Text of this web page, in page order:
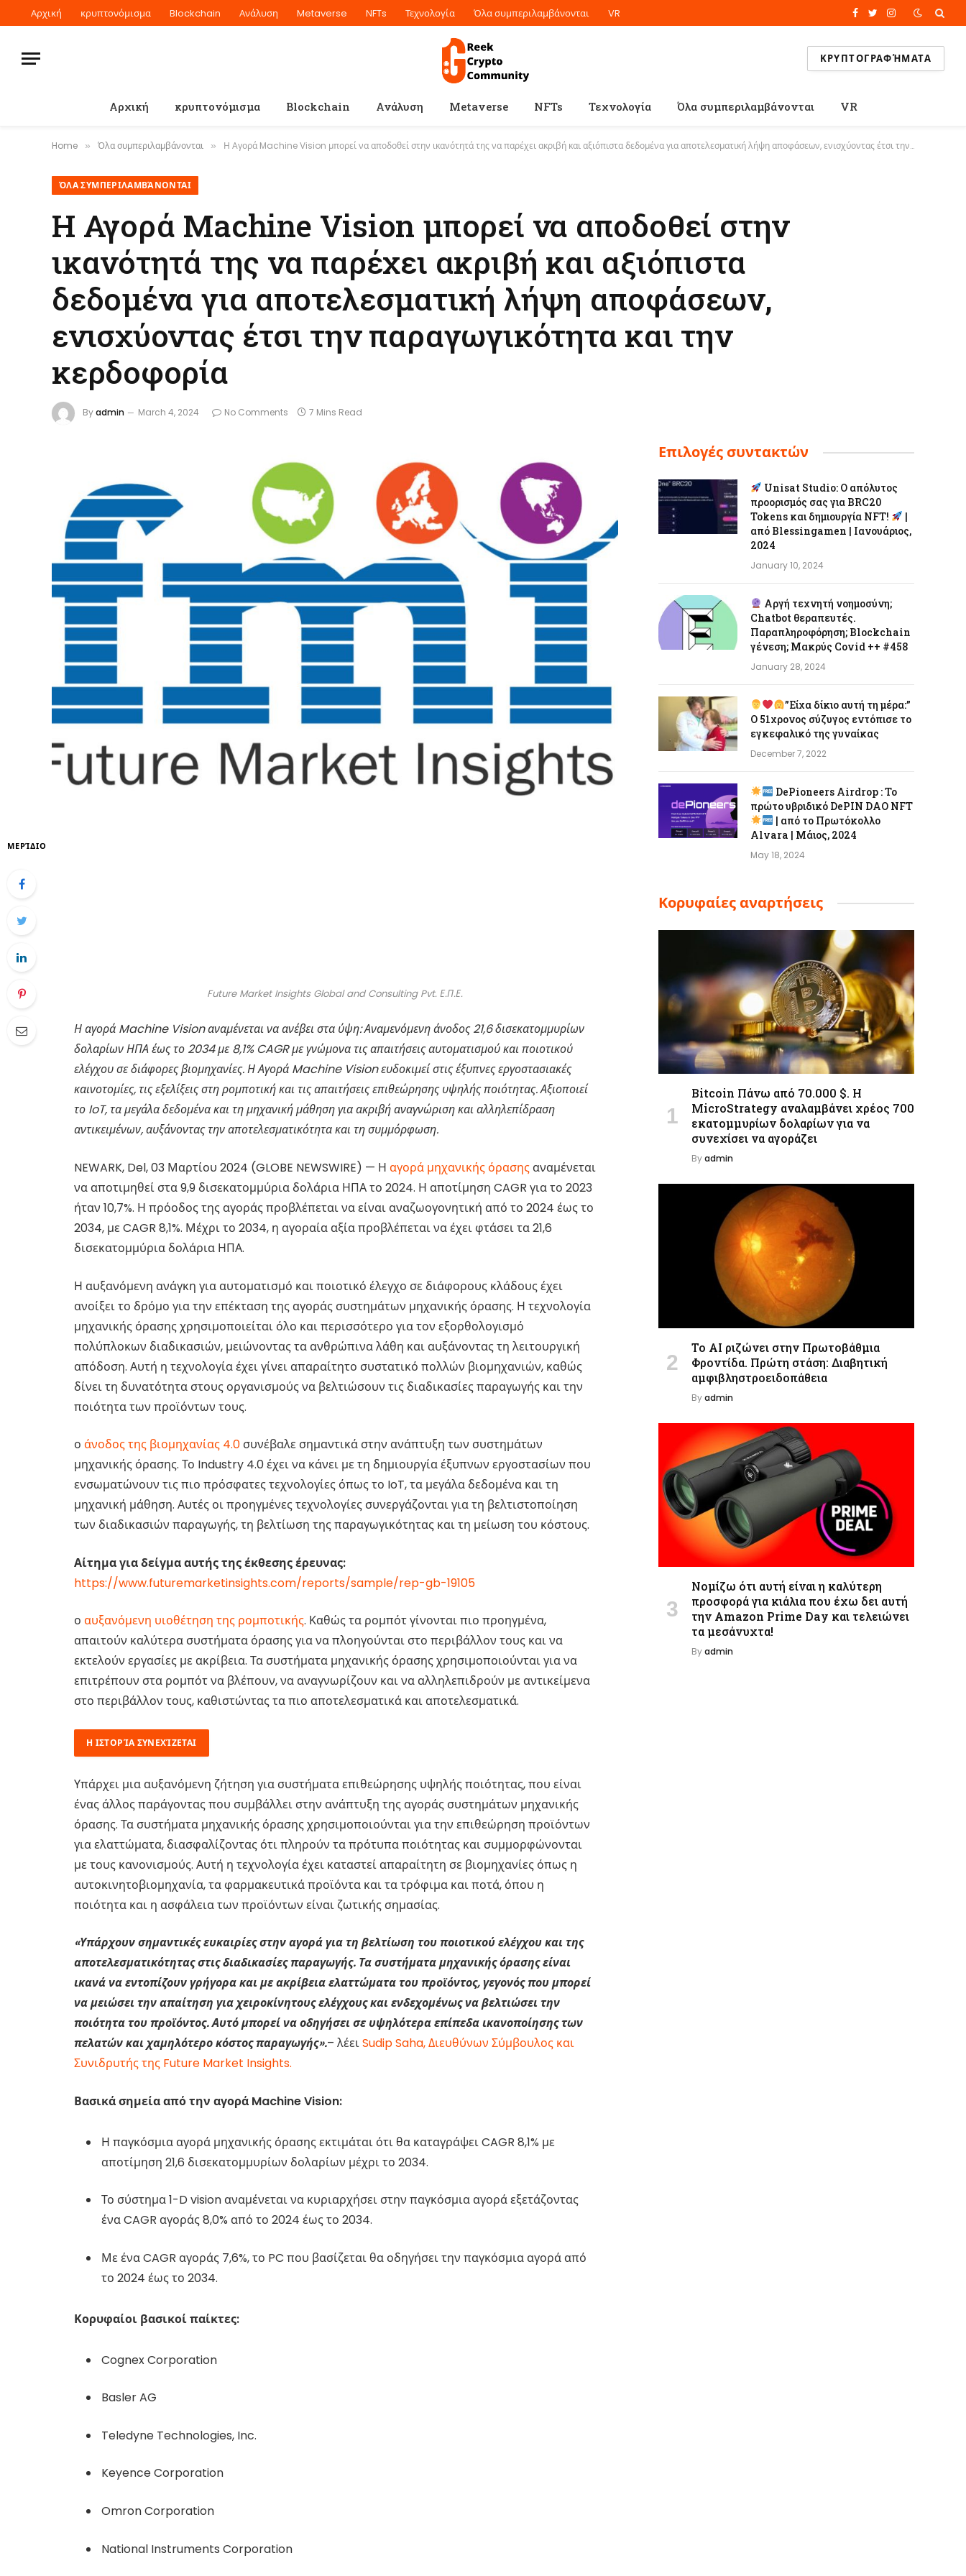
Αρχική κρυπτονόμισμα Blockchain Ανάλυση Metaverse NFTs Τεχνολογία Όλα συμπεριλαμβάνονται VR Facebook
TwitterInstagram
ΚΡΥΠΤΟΓΡΑΦΉΜΑΤΑ
Αρχική κρυπτονόμισμα Blockchain Ανάλυση Metaverse NFTs Τεχνολογία Όλα συμπεριλαμβάνονται VR
Home » Όλα συμπεριλαμβάνονται » Η Αγορά Machine Vision μπορεί να αποδοθεί στην ικανότητά της να παρέχει ακριβή και αξιόπιστα δεδομένα για αποτελεσματική λήψη αποφάσεων, ενισχύοντας έτσι την παραγωγικότητα και την κερδοφορία
ΌΛΑ ΣΥΜΠΕΡΙΛΑΜΒΆΝΟΝΤΑΙ
Η Αγορά Machine Vision μπορεί να αποδοθεί στην
ικανότητά της να παρέχει ακριβή και αξιόπιστα
δεδομένα για αποτελεσματική λήψη αποφάσεων,
ενισχύοντας έτσι την παραγωγικότητα και την
κερδοφορία
Byadmin March 4, 2024 No Comments 7 Mins Read
ΜΕΡΊΔΙΟ
Future Market Insights Global and Consulting Pvt. Ε.Π.Ε.
Η αγορά Machine Vision αναμένεται να ανέβει στα ύψη: Αναμενόμενη άνοδος 21,6 δισεκατομμυρίων
δολαρίων ΗΠΑ έως το 2034 με 8,1% CAGR με γνώμονα τις απαιτήσεις αυτοματισμού και ποιοτικού
ελέγχου σε διάφορες βιομηχανίες. Η Αγορά Machine Vision ευδοκιμεί στις έξυπνες εργοστασιακές
καινοτομίες, τις εξελίξεις στη ρομποτική και τις απαιτήσεις επιθεώρησης υψηλής ποιότητας. Αξιοποιεί
το IoT, τα μεγάλα δεδομένα και τη μηχανική μάθηση για ακριβή αναγνώριση και αλληλεπίδραση
αντικειμένων, αυξάνοντας την αποτελεσματικότητα και τη συμμόρφωση.
NEWARK, Del, 03 Μαρτίου 2024 (GLOBE NEWSWIRE) — Η αγορά μηχανικής όρασης αναμένεται
να αποτιμηθεί στα 9,9 δισεκατομμύρια δολάρια ΗΠΑ το 2024. Η αποτίμηση CAGR για το 2023
ήταν 10,7%. Η πρόοδος της αγοράς προβλέπεται να είναι αναζωογονητική από το 2024 έως το
2034, με CAGR 8,1%. Μέχρι το 2034, η αγοραία αξία προβλέπεται να έχει φτάσει τα 21,6
δισεκατομμύρια δολάρια ΗΠΑ.
Η αυξανόμενη ανάγκη για αυτοματισμό και ποιοτικό έλεγχο σε διάφορους κλάδους έχει
ανοίξει το δρόμο για την επέκταση της αγοράς συστημάτων μηχανικής όρασης. Η τεχνολογία
μηχανικής όρασης χρησιμοποιείται όλο και περισσότερο για τον εξορθολογισμό
πολύπλοκων διαδικασιών, μειώνοντας τα ανθρώπινα λάθη και αυξάνοντας τη λειτουργική
απόδοση. Αυτή η τεχνολογία έχει γίνει απαραίτητο συστατικό πολλών βιομηχανιών, καθώς
δίνει τη δυνατότητα στους οργανισμούς να βελτιώσουν τις διαδικασίες παραγωγής και την
ποιότητα των προϊόντων τους.
ο άνοδος της βιομηχανίας 4.0 συνέβαλε σημαντικά στην ανάπτυξη των συστημάτων
μηχανικής όρασης. Το Industry 4.0 έχει να κάνει με τη δημιουργία έξυπνων εργοστασίων που
ενσωματώνουν τις πιο πρόσφατες τεχνολογίες όπως το IoT, τα μεγάλα δεδομένα και τη
μηχανική μάθηση. Αυτές οι προηγμένες τεχνολογίες συνεργάζονται για τη βελτιστοποίηση
των διαδικασιών παραγωγής, τη βελτίωση της παραγωγικότητας και τη μείωση του κόστους.
Αίτημα για δείγμα αυτής της έκθεσης έρευνας:
https://www.futuremarketinsights.com/reports/sample/rep-gb-19105
ο αυξανόμενη υιοθέτηση της ρομποτικής. Καθώς τα ρομπότ γίνονται πιο προηγμένα,
απαιτούν καλύτερα συστήματα όρασης για να πλοηγούνται στο περιβάλλον τους και να
εκτελούν εργασίες με ακρίβεια. Τα συστήματα μηχανικής όρασης χρησιμοποιούνται για να
επιτρέπουν στα ρομπότ να βλέπουν, να αναγνωρίζουν και να αλληλεπιδρούν με αντικείμενα
στο περιβάλλον τους, καθιστώντας τα πιο αποτελεσματικά και αποτελεσματικά.
Η ΙΣΤΟΡΊΑ ΣΥΝΕΧΊΖΕΤΑΙ
Υπάρχει μια αυξανόμενη ζήτηση για συστήματα επιθεώρησης υψηλής ποιότητας, που είναι
ένας άλλος παράγοντας που συμβάλλει στην ανάπτυξη της αγοράς συστημάτων μηχανικής
όρασης. Τα συστήματα μηχανικής όρασης χρησιμοποιούνται για την επιθεώρηση προϊόντων
για ελαττώματα, διασφαλίζοντας ότι πληρούν τα πρότυπα ποιότητας και συμμορφώνονται
με τους κανονισμούς. Αυτή η τεχνολογία έχει καταστεί απαραίτητη σε βιομηχανίες όπως η
αυτοκινητοβιομηχανία, τα φαρμακευτικά προϊόντα και τα τρόφιμα και ποτά, όπου η
ποιότητα και η ασφάλεια των προϊόντων είναι ζωτικής σημασίας.
«Υπάρχουν σημαντικές ευκαιρίες στην αγορά για τη βελτίωση του ποιοτικού ελέγχου και της
αποτελεσματικότητας στις διαδικασίες παραγωγής. Τα συστήματα μηχανικής όρασης είναι
ικανά να εντοπίζουν γρήγορα και με ακρίβεια ελαττώματα του προϊόντος, γεγονός που μπορεί
να μειώσει την απαίτηση για χειροκίνητους ελέγχους και ενδεχομένως να βελτιώσει την
ποιότητα του προϊόντος. Αυτό μπορεί να οδηγήσει σε υψηλότερα επίπεδα ικανοποίησης των
πελατών και χαμηλότερο κόστος παραγωγής».– λέειSudip Saha, Διευθύνων Σύμβουλος και
Συνιδρυτής της Future Market Insights.
Βασικά σημεία από την αγορά Machine Vision:
Η παγκόσμια αγορά μηχανικής όρασης εκτιμάται ότι θα καταγράψει CAGR 8,1% με
αποτίμηση 21,6 δισεκατομμυρίων δολαρίων μέχρι το 2034.
Το σύστημα 1-D vision αναμένεται να κυριαρχήσει στην παγκόσμια αγορά εξετάζοντας
ένα CAGR αγοράς 8,0% από το 2024 έως το 2034.
Με ένα CAGR αγοράς 7,6%, το PC που βασίζεται θα οδηγήσει την παγκόσμια αγορά από
το 2024 έως το 2034.
Κορυφαίοι βασικοί παίκτες:
Cognex Corporation
Basler AG
Teledyne Technologies, Inc.
Keyence Corporation
Omron Corporation
National Instruments Corporation
Επιλογές συντακτών
Unisat Studio: Ο απόλυτος
προορισμός σας για BRC20
Tokens και δημιουργία NFT!
|
από Blessingamen | Ιανουάριος,
2024
January 10, 2024
Αργή τεχνητή νοημοσύνη;
Chatbot θεραπευτές.
Παραπληροφόρηση; Blockchain
γένεση; Μακρύς Covid ++ #458
January 28, 2024
”Είχα δίκιο αυτή τη μέρα:”
Ο 51χρονος σύζυγος εντόπισε το
εγκεφαλικό της γυναίκας
December 7, 2022
DePioneers Airdrop : Το
πρώτο υβριδικό DePIN DAO NFT
| από το Πρωτόκολλο
Alvara | Μάιος, 2024
May 18, 2024
Κορυφαίες αναρτήσεις
Bitcoin Πάνω από 70.000 $. Η
MicroStrategy αναλαμβάνει χρέος 700
εκατομμυρίων δολαρίων για να
συνεχίσει να αγοράζει
Byadmin
Το AI ριζώνει στην Πρωτοβάθμια
Φροντίδα. Πρώτη στάση: Διαβητική
αμφιβληστροειδοπάθεια
Byadmin
Νομίζω ότι αυτή είναι η καλύτερη
προσφορά για κιάλια που έχω δει αυτή
την Amazon Prime Day και τελειώνει
τα μεσάνυχτα!
Byadmin